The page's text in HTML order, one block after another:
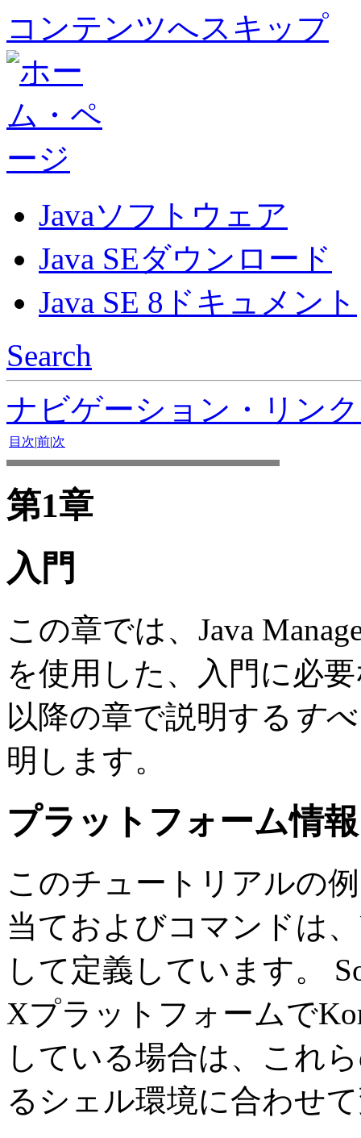
コンテンツへスキップ
Javaソフトウェア
Java SEダウンロード
Java SE 8ドキュメント
Search
ナビゲーション・リン
目次|前|次
第1章
入門
この章では、Java
を使用した、入門に必
以降の章で説明する す
明します。
プラットフォーム情報
このチュートリアルの
当ておよびコマンドは
して定義しています。
Xプラットフォームで
している場合は、これ
るシェル環境に合わせ